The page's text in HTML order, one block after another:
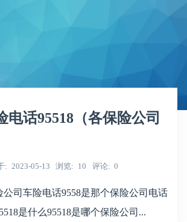
电话95518（各保险公司
2023-05-13 浏览 10 评论 0
司车险电话9558是那个保险公司电话
是什么95518是哪个保险公司...